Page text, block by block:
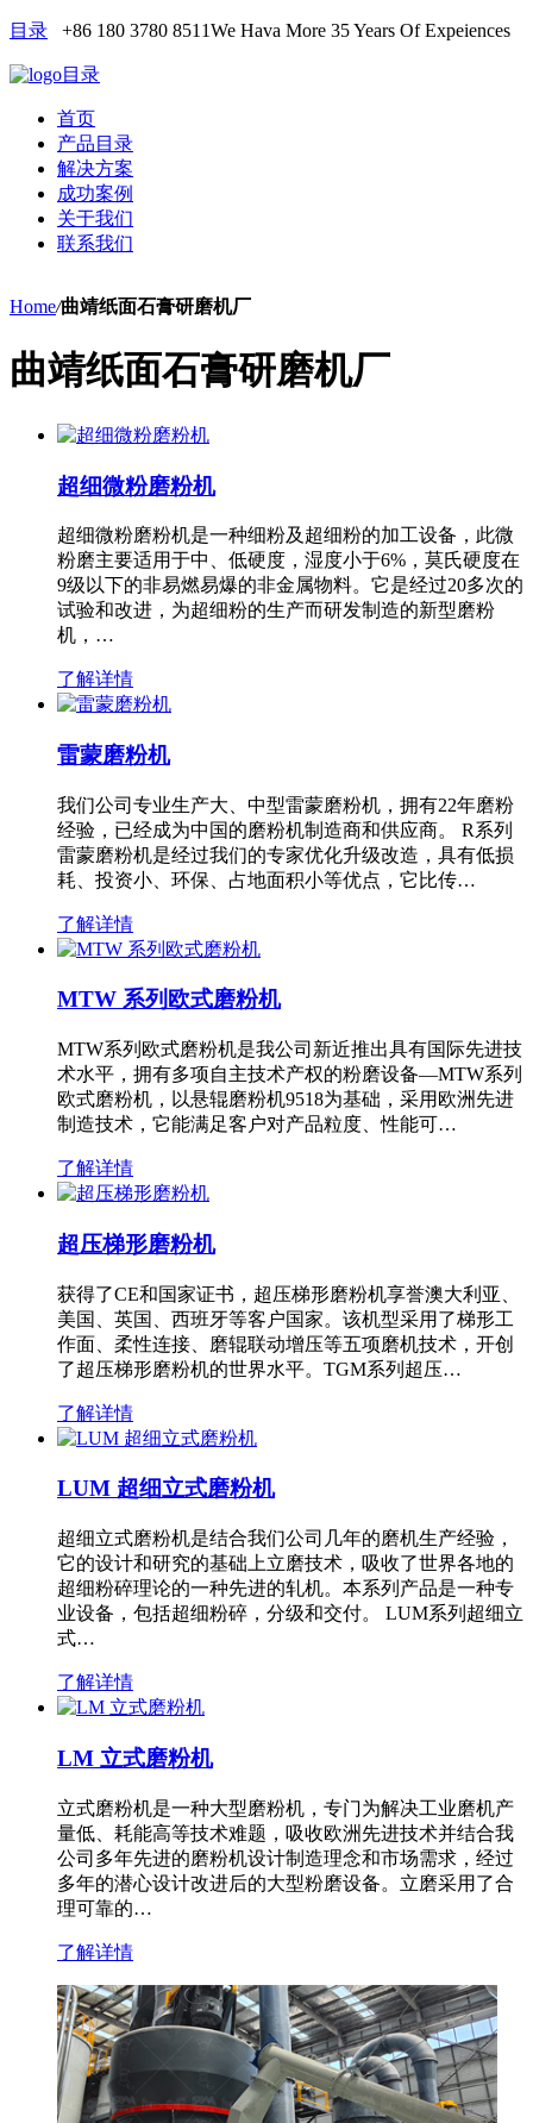
目录 +86 180 3780 8511We Hava More 35 Years Of Expeiences
目录
首页
产品目录
解决方案
成功案例
关于我们
联系我们
Home/曲靖纸面石膏研磨机厂
曲靖纸面石膏研磨机厂
超细微粉磨粉机
超细微粉磨粉机是一种细粉及超细粉的加工设备，此微
粉磨主要适用于中、低硬度，湿度小于6%，莫氏硬度在
9级以下的非易燃易爆的非金属物料。它是经过20多次的
试验和改进，为超细粉的生产而研发制造的新型磨粉
机，…
了解详情
雷蒙磨粉机
我们公司专业生产大、中型雷蒙磨粉机，拥有22年磨粉
经验，已经成为中国的磨粉机制造商和供应商。 R系列
雷蒙磨粉机是经过我们的专家优化升级改造，具有低损
耗、投资小、环保、占地面积小等优点，它比传…
了解详情
MTW 系列欧式磨粉机
MTW系列欧式磨粉机是我公司新近推出具有国际先进技
术水平，拥有多项自主技术产权的粉磨设备—MTW系列
欧式磨粉机，以悬辊磨粉机9518为基础，采用欧洲先进
制造技术，它能满足客户对产品粒度、性能可…
了解详情
超压梯形磨粉机
获得了CE和国家证书，超压梯形磨粉机享誉澳大利亚、
美国、英国、西班牙等客户国家。该机型采用了梯形工
作面、柔性连接、磨辊联动增压等五项磨机技术，开创
了超压梯形磨粉机的世界水平。TGM系列超压…
了解详情
LUM 超细立式磨粉机
超细立式磨粉机是结合我们公司几年的磨机生产经验，
它的设计和研究的基础上立磨技术，吸收了世界各地的
超细粉碎理论的一种先进的轧机。本系列产品是一种专
业设备，包括超细粉碎，分级和交付。 LUM系列超细立
式…
了解详情
LM 立式磨粉机
立式磨粉机是一种大型磨粉机，专门为解决工业磨机产
量低、耗能高等技术难题，吸收欧洲先进技术并结合我
公司多年先进的磨粉机设计制造理念和市场需求，经过
多年的潜心设计改进后的大型粉磨设备。立磨采用了合
理可靠的…
了解详情